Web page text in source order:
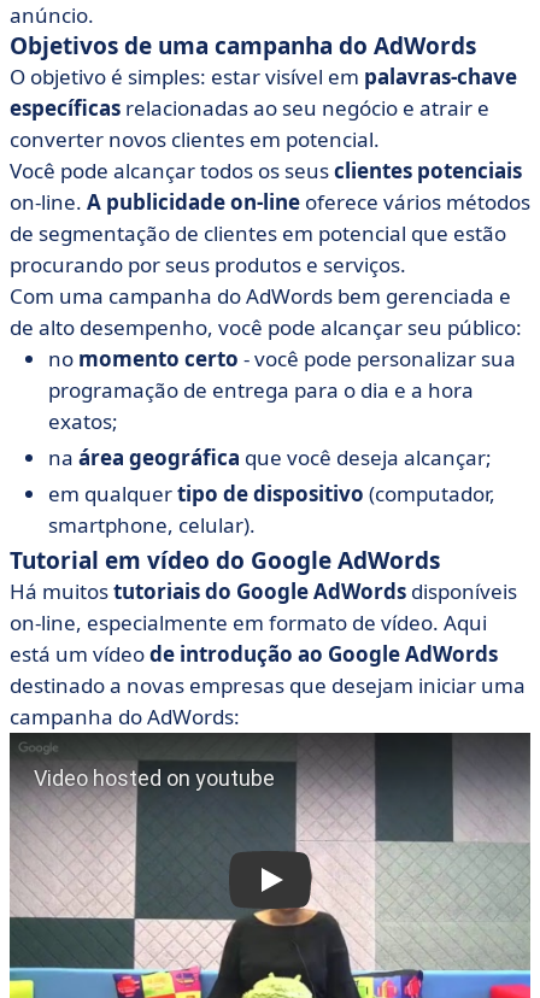
anúncio.
Objetivos de uma campanha do AdWords
O objetivo é simples: estar visível em palavras-chave
específicas relacionadas ao seu negócio e atrair e
converter novos clientes em potencial.
Você pode alcançar todos os seusclientes potenciais
on-line. A publicidade on-line oferece vários métodos
de segmentação de clientes em potencial que estão
procurando por seus produtos e serviços.
Com uma campanha do AdWords bem gerenciada e
de alto desempenho, você pode alcançar seu público:
no momento certo - você pode personalizar sua
programação de entrega para o dia e a hora
exatos;
na área geográfica que você deseja alcançar;
em qualquertipo de dispositivo (computador,
smartphone, celular).
Tutorial em vídeo do Google AdWords
Há muitostutoriais do Google AdWords disponíveis
on-line, especialmente em formato de vídeo. Aqui
está um vídeode introdução ao Google AdWords
destinado a novas empresas que desejam iniciar uma
campanha do AdWords: